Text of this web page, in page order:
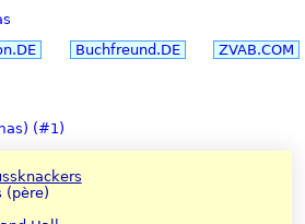
Buchfreund.DE
ZVAB.COM
(#1)
(père)